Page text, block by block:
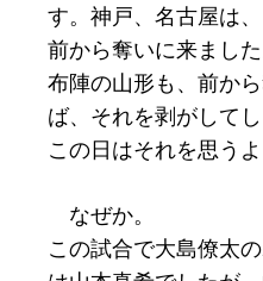
す。神戸、名古屋は
前から奪いに来まし
布陣の山形も、前か
ば、それを剥がして
この日はそれを思う
なぜか。
この試合で大島僚太